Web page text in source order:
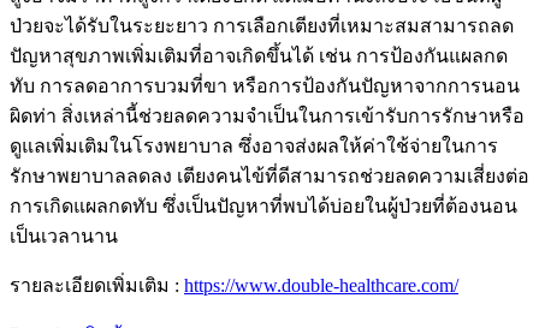
ป่วยจะได้รับในระยะยาว การเลือกเตียงที่เหมาะสมสามารถลด
ปัญหาสุขภาพเพิ่มเติมที่อาจเกิดขึ้นได้ เช่น การป้องกันแผลกด
ทับ การลดอาการบวมที่ขา หรือการป้องกันปัญหาจากการนอน
ผิดท่า สิ่งเหล่านี้ช่วยลดความจำเป็นในการเข้ารับการรักษาหรือ
ดูแลเพิ่มเติมในโรงพยาบาล ซึ่งอาจส่งผลให้ค่าใช้จ่ายในการ
รักษาพยาบาลลดลง เตียงคนไข้ที่ดีสามารถช่วยลดความเสี่ยงต่อ
การเกิดแผลกดทับ ซึ่งเป็นปัญหาที่พบได้บ่อยในผู้ป่วยที่ต้องนอน
เป็นเวลานาน
รายละเอียดเพิ่มเติม : https://www.double-healthcare.com/